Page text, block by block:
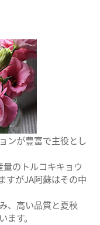
ンが豊富で主役とし
のトルコキキョウ
すがJA阿蘇はその中
、高い品質と夏秋
す。